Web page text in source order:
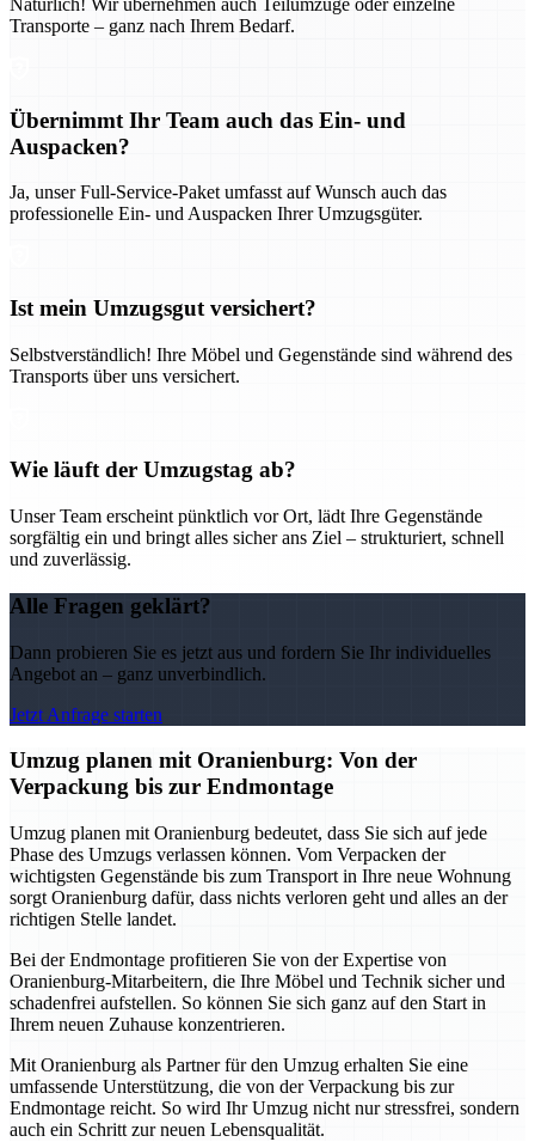
Transporte – ganz nach Ihrem Bedarf.
Übernimmt Ihr Team auch das Ein- und
Auspacken?
Ja, unser Full-Service-Paket umfasst auf Wunsch auch das
professionelle Ein- und Auspacken Ihrer Umzugsgüter.
Ist mein Umzugsgut versichert?
Selbstverständlich! Ihre Möbel und Gegenstände sind während des
Transports über uns versichert.
Wie läuft der Umzugstag ab?
Unser Team erscheint pünktlich vor Ort, lädt Ihre Gegenstände
sorgfältig ein und bringt alles sicher ans Ziel – strukturiert, schnell
und zuverlässig.
Alle Fragen geklärt?
Dann probieren Sie es jetzt aus und fordern Sie Ihr individuelles
Angebot an – ganz unverbindlich.
Jetzt Anfrage starten
Umzug planen mit Oranienburg: Von der
Verpackung bis zur Endmontage
Umzug planen mit Oranienburg bedeutet, dass Sie sich auf jede
Phase des Umzugs verlassen können. Vom Verpacken der
wichtigsten Gegenstände bis zum Transport in Ihre neue Wohnung
sorgt Oranienburg dafür, dass nichts verloren geht und alles an der
richtigen Stelle landet.
Bei der Endmontage profitieren Sie von der Expertise von
Oranienburg-Mitarbeitern, die Ihre Möbel und Technik sicher und
schadenfrei aufstellen. So können Sie sich ganz auf den Start in
Ihrem neuen Zuhause konzentrieren.
Mit Oranienburg als Partner für den Umzug erhalten Sie eine
umfassende Unterstützung, die von der Verpackung bis zur
Endmontage reicht. So wird Ihr Umzug nicht nur stressfrei, sondern
auch ein Schritt zur neuen Lebensqualität.